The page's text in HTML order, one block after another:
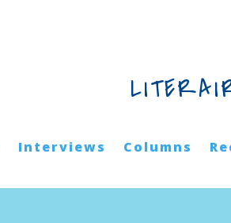
Interviews Columns